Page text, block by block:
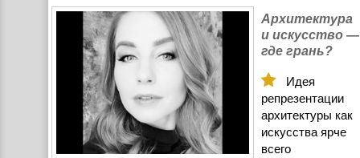
Архитектура
и искусство —
где грань?
Идея
репрезентации
архитектуры как
искусства ярче
всего